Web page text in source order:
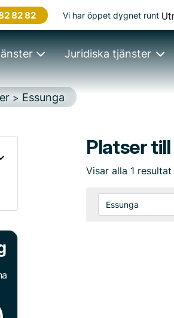
82 82 Vi har öppet dygnet runt
Juridiska tjänster
> Essunga
Platser
Visar alla 1 resultat
Essunga